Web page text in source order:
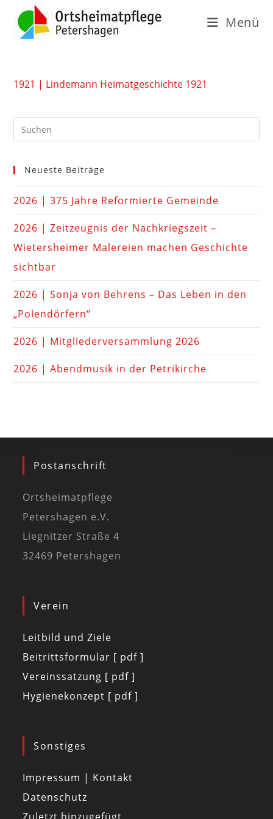
Menü
1921 | Lindemann Heimatgeschichte 1921
Neueste Beiträge
2026 | 375 Jahre Reformierte Gemeinde
2026 | Zeitzeugnis der Nachkriegszeit –
Wietersheimer Malereien machen Geschichte
sichtbar
2026 | Sonja von Behrens – Das Leben in den
„Polendörfern“
2026 | Mitgliederversammlung 2026
2026 | Abendmusik in der Petrikirche
Postanschrift
Ortsheimatpflege
Petershagen e.V.
Liegnitzer Straße 4
32469 Petershagen
Verein
Leitbild und Ziele
Beitrittsformular [ pdf ]
Vereinssatzung [ pdf ]
Hygienekonzept [ pdf ]
Sonstiges
Impressum | Kontakt
Datenschutz